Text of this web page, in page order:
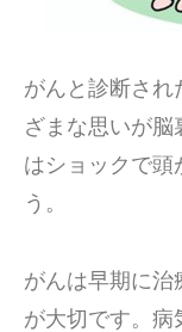
がんと診断され
ざまな思いが
はショックで頭
う。
がんは早期に治
が大切です。病